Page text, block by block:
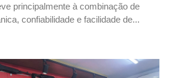
principalmente à combinação de
confiabilidade e facilidade de...